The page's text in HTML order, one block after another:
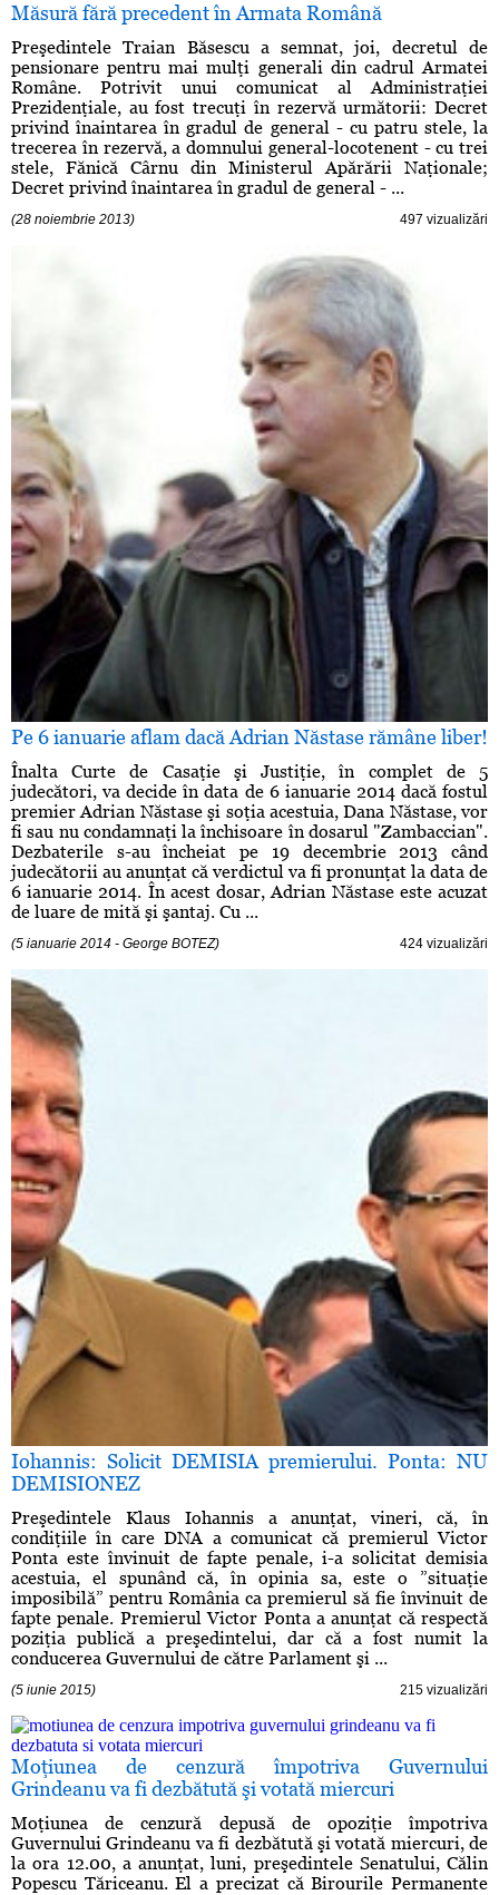
Măsură fără precedent în Armata Română
Preşedintele Traian Băsescu a semnat, joi, decretul de
pensionare pentru mai mulţi generali din cadrul Armatei
Române. Potrivit unui comunicat al Administraţiei
Prezidenţiale, au fost trecuţi în rezervă următorii: Decret
privind înaintarea în gradul de general - cu patru stele, la
trecerea în rezervă, a domnului general-locotenent - cu trei
stele, Fănică Cârnu din Ministerul Apărării Naţionale;
Decret privind înaintarea în gradul de general - ...
(28 noiembrie 2013) 497 vizualizări
Pe 6 ianuarie aflam dacă Adrian Năstase rămâne liber!
Înalta Curte de Casaţie şi Justiţie, în complet de 5
judecători, va decide în data de 6 ianuarie 2014 dacă fostul
premier Adrian Năstase şi soţia acestuia, Dana Năstase, vor
fi sau nu condamnaţi la închisoare în dosarul "Zambaccian".
Dezbaterile s-au încheiat pe 19 decembrie 2013 când
judecătorii au anunţat că verdictul va fi pronunţat la data de
6 ianuarie 2014. În acest dosar, Adrian Năstase este acuzat
de luare de mită şi şantaj. Cu ...
(5 ianuarie 2014 - George BOTEZ) 424 vizualizări
Iohannis: Solicit DEMISIA premierului. Ponta: NU
DEMISIONEZ
Preşedintele Klaus Iohannis a anunţat, vineri, că, în
condiţiile în care DNA a comunicat că premierul Victor
Ponta este învinuit de fapte penale, i-a solicitat demisia
acestuia, el spunând că, în opinia sa, este o ”situaţie
imposibilă” pentru România ca premierul să fie învinuit de
fapte penale. Premierul Victor Ponta a anunţat că respectă
poziţia publică a preşedintelui, dar că a fost numit la
conducerea Guvernului de către Parlament şi ...
(5 iunie 2015) 215 vizualizări
Moţiunea de cenzură împotriva Guvernului
Grindeanu va fi dezbătută şi votată miercuri
Moţiunea de cenzură depusă de opoziţie împotriva
Guvernului Grindeanu va fi dezbătută şi votată miercuri, de
la ora 12.00, a anunţat, luni, preşedintele Senatului, Călin
Popescu Tăriceanu. El a precizat că Birourile Permanente